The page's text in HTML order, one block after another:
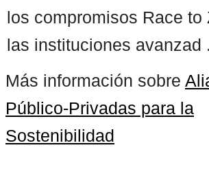
los compromisos Race to
las instituciones avanzad
Más información sobre
Público-Privadas para la
Sostenibilidad